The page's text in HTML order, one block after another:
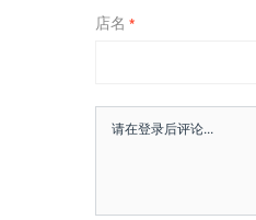
店名 *